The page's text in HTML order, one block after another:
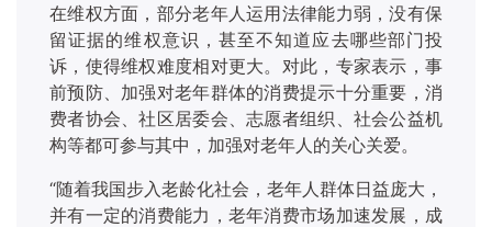
在维权方面，部分老年人运用法律能力弱，没有保
留证据的维权意识，甚至不知道应去哪些部门投
诉，使得维权难度相对更大。对此，专家表示，事
前预防、加强对老年群体的消费提示十分重要，消
费者协会、社区居委会、志愿者组织、社会公益机
构等都可参与其中，加强对老年人的关心关爱。
“随着我国步入老龄化社会，老年人群体日益庞大，
并有一定的消费能力，老年消费市场加速发展，成